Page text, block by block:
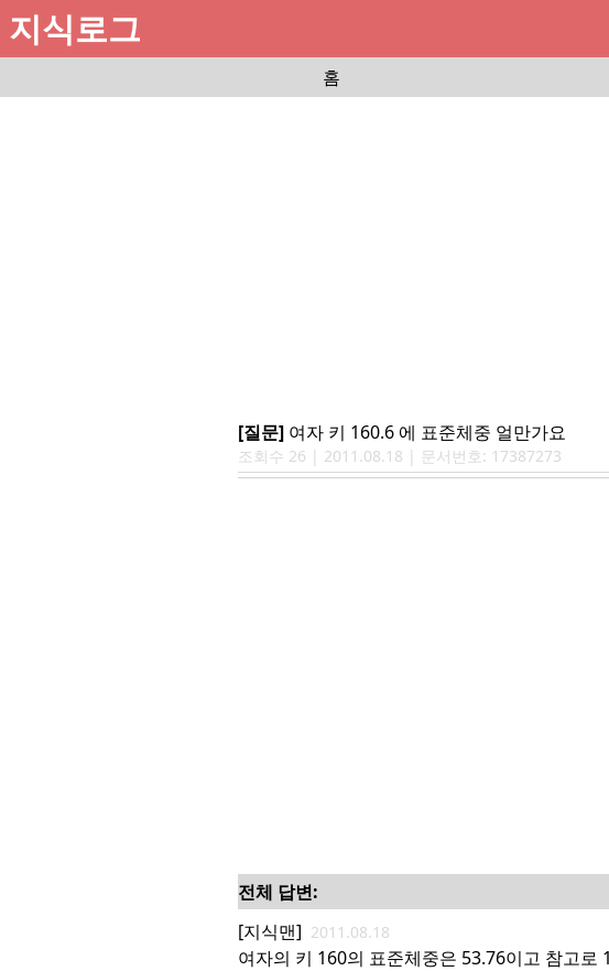
지식로그
홈
[질문] 여자 키 160.6 에 표준체중 얼만가요
조회수 26 | 2011.08.18 | 문서번호: 17387273
전체 답변:
[지식맨] 2011.08.18
여자의 키 160의 표준체중은 53.76이고 참고로